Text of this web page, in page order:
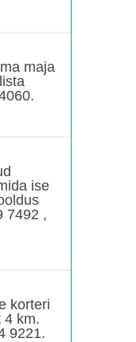
maja
ise
7492 ,
korteri
4 km.
9221.